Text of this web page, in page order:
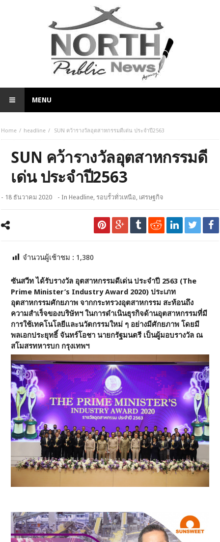
MENU
Home headline SUN คว้ารางวัลอุตสาหกรรมดีเด่น ประจำปี2563
SUN คว้ารางวัลอุตสาหกรรมดี
เด่น ประจำปี2563
- 18 ธันวาคม 2020 - InHeadline, รอบรั้วทั่วเหนือ, เศรษฐกิจ
จำนวนผู้เช้าชม : 1,380
ซันสวีท ได้รับรางวัล อุตสาหกรรมดีเด่น ประจำปี 2563 (The
Prime Minister’s Industry Award 2020) ประเภท
อุตสาหกรรมศักยภาพ จากกระทรวงอุตสาหกรรม สะท้อนถึง
ความสำเร็จของบริษัทฯ ในการดำเนินธุรกิจด้านอุตสาหกรรมที่มี
การใช้เทคโนโลยีและนวัตกรรมใหม่ ๆ อย่างมีศักยภาพ โดยมี
พลเอกประยุทธิ์ จันทร์โอชา นายกรัฐมนตรี เป็นผู้มอบรางวัล ณ
สโมสรทหารบก กรุงเทพฯ